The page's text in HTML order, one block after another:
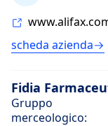
scheda azienda
Fidia
Gruppo
merceologico: